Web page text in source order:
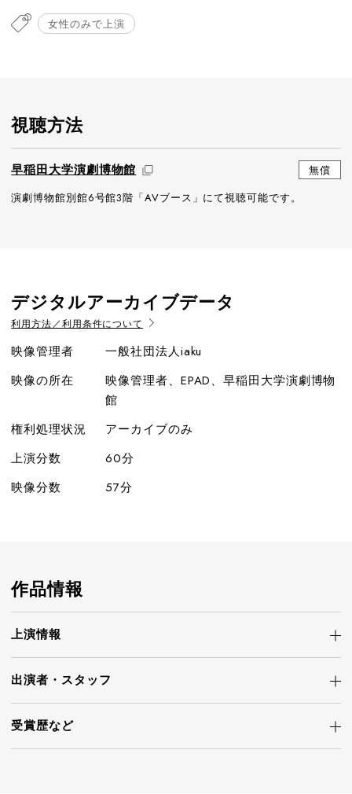
女性のみで上演
視聴方法
早稲田大学演劇博物館
無償
演劇博物館別館6号館3階「AVブース」にて視聴可能です。
デジタルアーカイブデータ
利用方法／利用条件について
映像管理者
一般社団法人iaku
映像の所在
映像管理者、EPAD、早稲田大学演劇博物
館
権利処理状況
アーカイブのみ
上演分数
60分
映像分数
57分
作品情報
上演情報
出演者・ スタッフ
受賞歴など